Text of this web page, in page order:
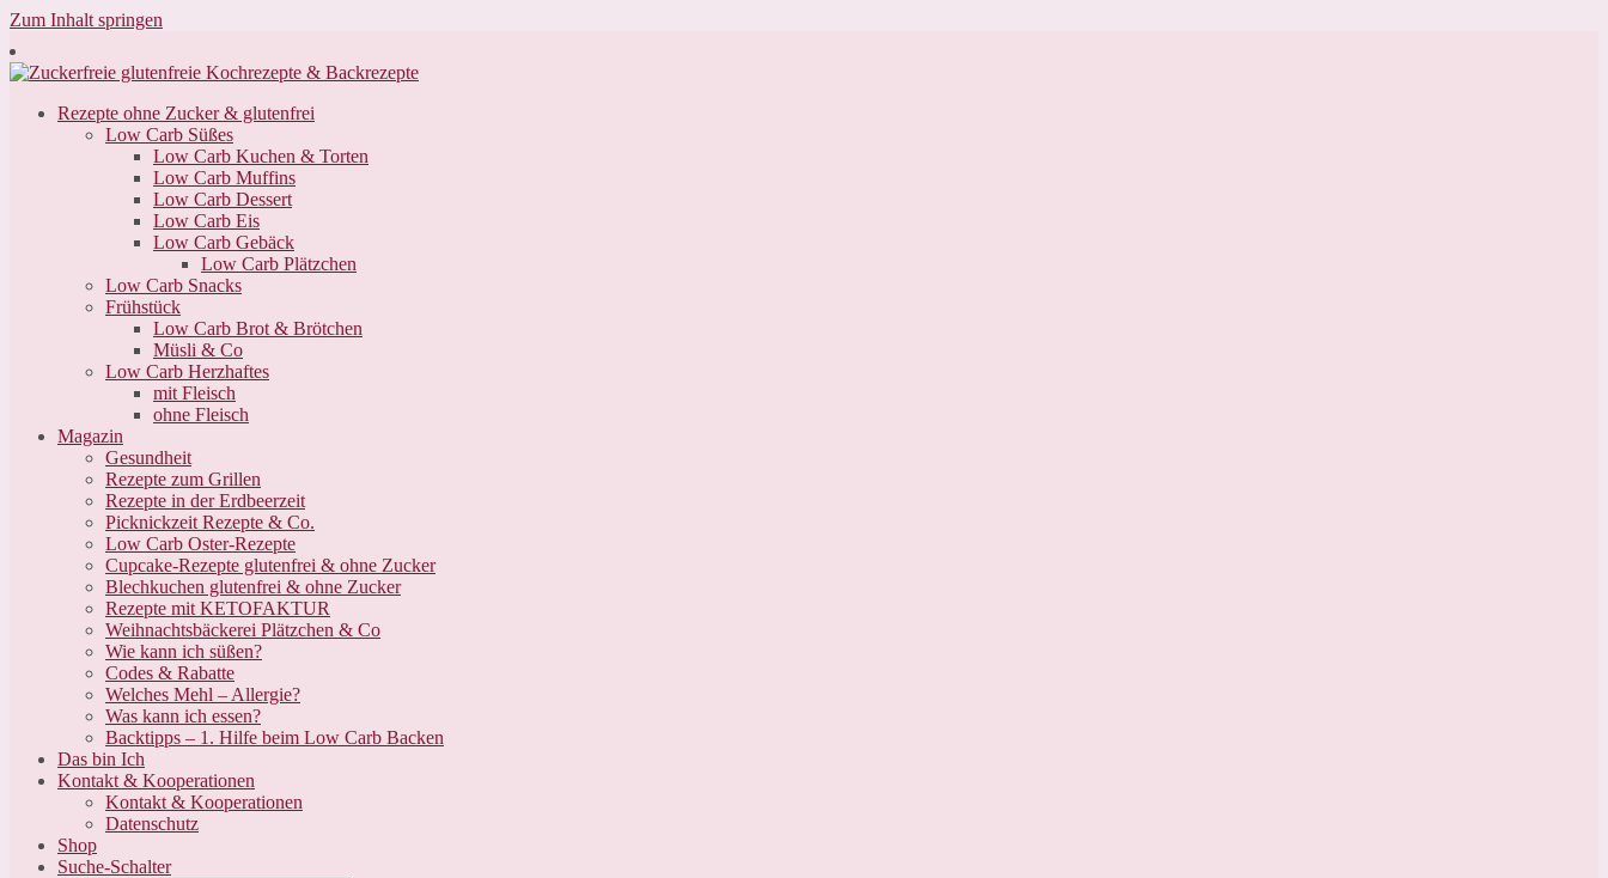
Zum Inhalt springen
Rezepte ohne Zucker & glutenfrei
Low Carb Süßes
Low Carb Kuchen & Torten
Low Carb Muffins
Low Carb Dessert
Low Carb Eis
Low Carb Gebäck
Low Carb Plätzchen
Low Carb Snacks
Frühstück
Low Carb Brot & Brötchen
Müsli & Co
Low Carb Herzhaftes
mit Fleisch
ohne Fleisch
Magazin
Gesundheit
Rezepte zum Grillen
Rezepte in der Erdbeerzeit
Picknickzeit Rezepte & Co.
Low Carb Oster-Rezepte
Cupcake-Rezepte glutenfrei & ohne Zucker
Blechkuchen glutenfrei & ohne Zucker
Rezepte mit KETOFAKTUR
Weihnachtsbäckerei Plätzchen & Co
Wie kann ich süßen?
Codes & Rabatte
Welches Mehl – Allergie?
Was kann ich essen?
Backtipps – 1. Hilfe beim Low Carb Backen
Das bin Ich
Kontakt & Kooperationen
Kontakt & Kooperationen
Datenschutz
Shop
Suche-Schalter